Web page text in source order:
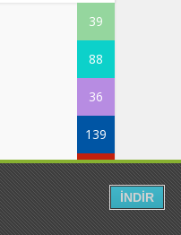
39
88
36
139
30
126
İNDİR